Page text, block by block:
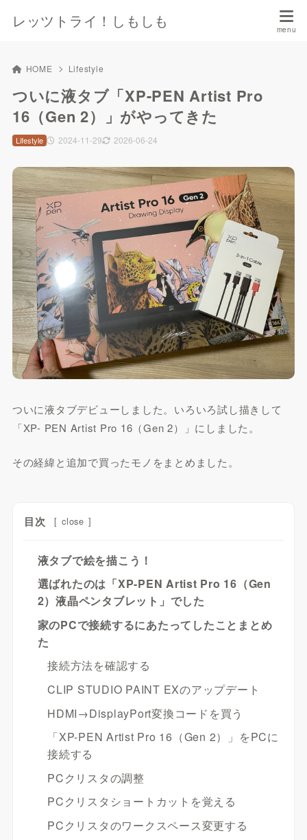
レッツトライ！しもしも
HOME Lifestyle
ついに液タブ「XP-PEN Artist Pro
16（Gen 2）」がやってきた
2024-11-29 2026-06-24
Lifestyle
ついに液タブデビューしました。いろいろ試し描きして
「XP- PEN Artist Pro 16（Gen 2）」にしました。
その経緯と追加で買ったモノをまとめました。
目次 [ close ]
液タブで絵を描こう！
選ばれたのは「XP-PEN Artist Pro 16（Gen
2）液晶ペンタブレット」でした
家のPCで接続するにあたってしたことまとめ
た
接続方法を確認する
CLIP STUDIO PAINT EXのアップデート
HDMI→DisplayPort変換コードを買う
「XP-PEN Artist Pro 16（Gen 2）」をPCに
接続する
PCクリスタの調整
PCクリスタショートカットを覚える
PCクリスタのワークスペース変更する